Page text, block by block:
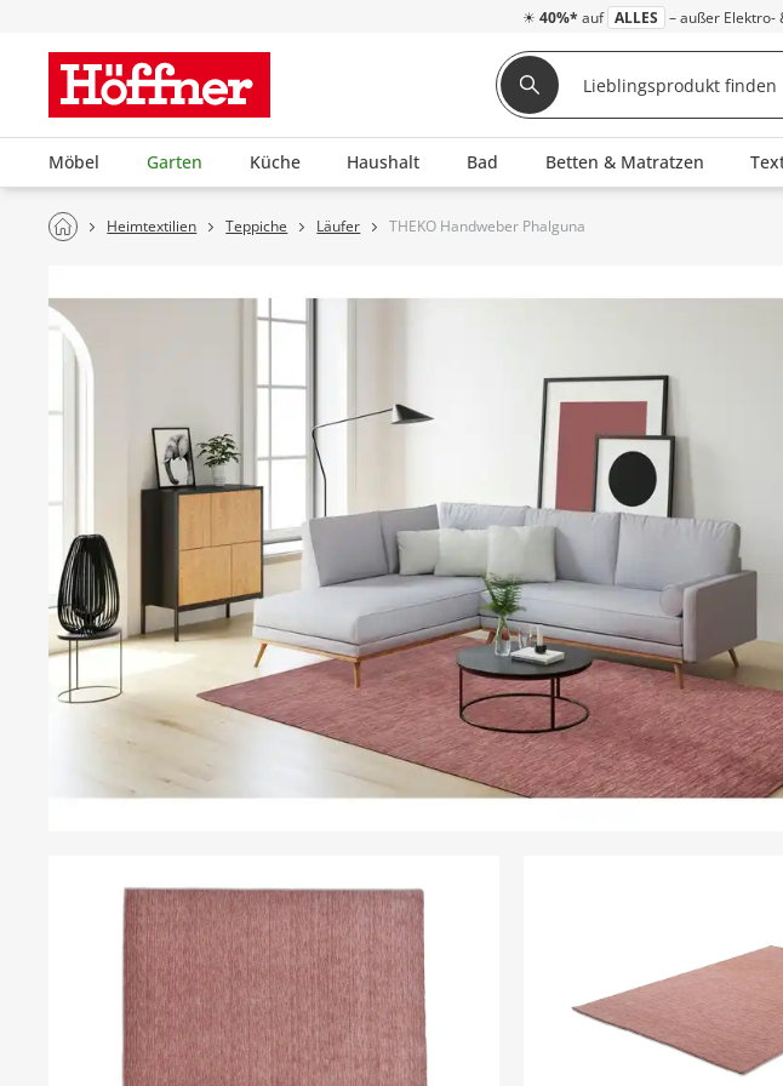
☀ 40%* auf ALLES – außer Elektro-
Möbel Garten Küche Haushalt Bad Betten & Matratzen
Heimtextilien Teppiche Läufer THEKO Handweber Phalguna